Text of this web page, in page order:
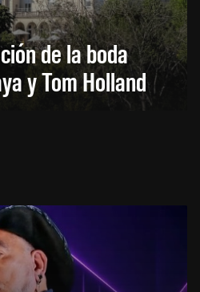
de la boda
y Tom Holland